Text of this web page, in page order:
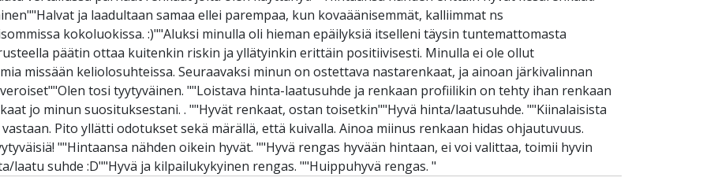
ja laadultaan samaa ellei parempaa, kun kovaäänisemmät, kalliimmat ns
kokoluokissa. :)""Aluksi minulla oli hieman epäilyksiä itselleni täysin tuntemattomasta
päätin ottaa kuitenkin riskin ja yllätyinkin erittäin positiivisesti. Minulla ei ole ollut
missään keliolosuhteissa. Seuraavaksi minun on ostettava nastarenkaat, ja ainoan järkivalinnan
tosi tyytyväinen. ""Loistava hinta-laatusuhde ja renkaan profiilikin on tehty ihan renkaan
jo minun suosituksestani. . ""Hyvät renkaat, ostan toisetkin""Hyvä hinta/laatusuhde. ""Kiinalaisista
Pito yllätti odotukset sekä märällä, että kuivalla. Ainoa miinus renkaan hidas ohjautuvuus.
""Hintaansa nähden oikein hyvät. ""Hyvä rengas hyvään hintaan, ei voi valittaa, toimii hyvin
laatu suhde :D""Hyvä ja kilpailukykyinen rengas. ""Huippuhyvä rengas. "